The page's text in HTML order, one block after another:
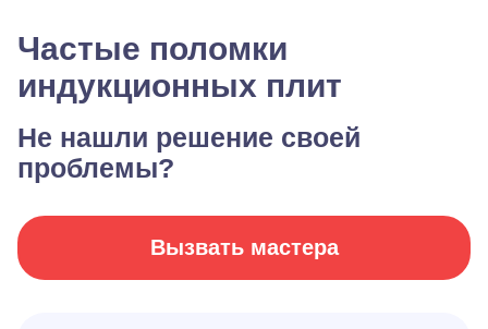
Частые поломки
индукционных плит
Не нашли решение своей
проблемы?
Вызвать мастера